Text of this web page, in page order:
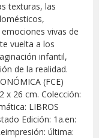
texturas, las
vivas de
vuelta a los
infantil,
de la realidad.
(FCE)
x 26 cm. Colección:
LIBROS
Edición: 1a.en:
última: